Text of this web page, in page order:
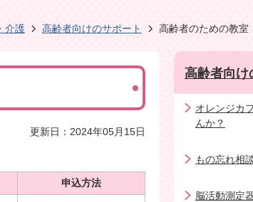
介護 高齢者向けのサポート 高齢者のための教室
更新日：2024年05月15日
申込方法
高齢者向け
オレンジカ
んか？
もの忘れ相
脳活動測定